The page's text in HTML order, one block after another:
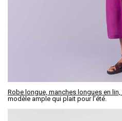
Robe longue, manches longues en
modèle ample qui plait pour l’été.